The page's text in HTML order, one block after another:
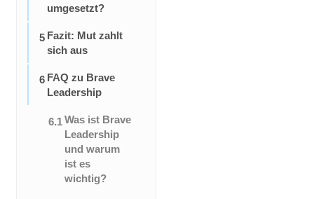
umgesetzt?
5 Fazit: Mut zahlt
sich aus
6 FAQ zu Brave
Leadership
6.1Was ist Brave
Leadership
und warum
ist es
wichtig?